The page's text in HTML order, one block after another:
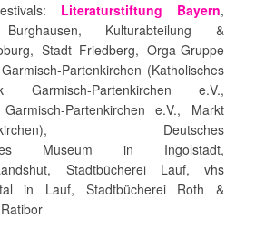
Literaturstiftung Bayern,
Burghausen, Kulturabteilung &
Stadt Friedberg, Orga-Gruppe
Partenkirchen (Katholisches
Garmisch-Partenkirchen e.V.,
Garmisch-Partenkirchen e.V., Markt
Deutsches
Museum in Ingolstadt,
Stadtbücherei Lauf, vhs
in Lauf, Stadtbücherei Roth &